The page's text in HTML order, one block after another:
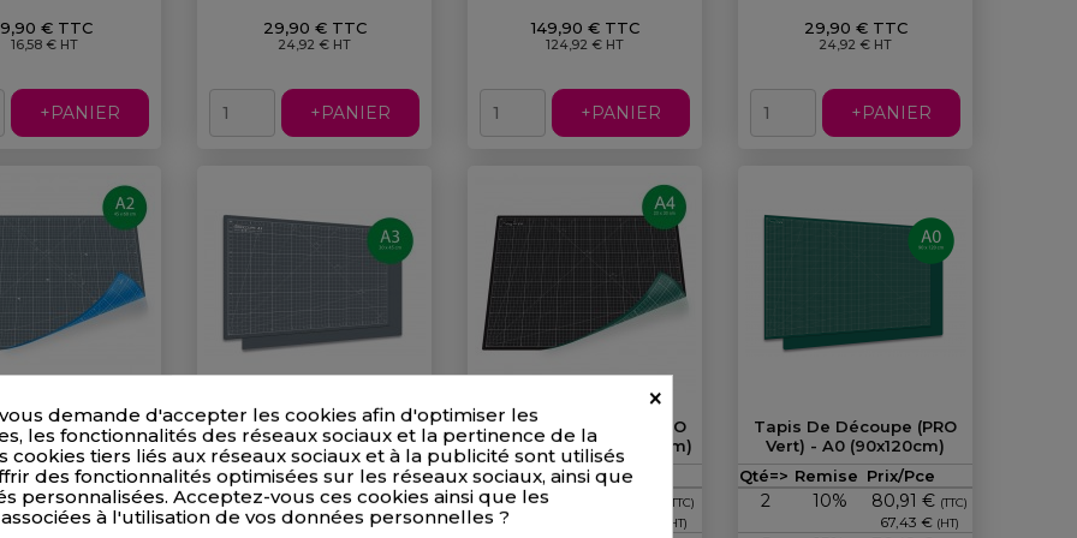
€ TTC
16,58 € HT
+PANIER
29,90 € TTC
24,92 € HT
+PANIER
149,90 € TTC
124,92 € HT
+PANIER
29,90 € TTC
24,92 € HT
+PANIER
De Découpe
- GRIS+BLEU
PrixPrix/Pce
10% 16,11 €(TTC)
13,43 €(HT)
Tapis De Découpe Auto-
Cicatrisant A3-30x45cm
GRIS
Prix
Qté=> Remise Prix/Pce
2 10% 10,71 €(TTC)
Tapis De Découpe (PRO
Noir-Vert) - A4 (22x30cm)
Prix
Qté=> Remise Prix/Pce
2 10% (TTC)
(HT)
Tapis De Découpe (PRO
Vert) - A0 (90x120cm)
Prix
Qté=> Remise Prix/Pce
2 10% 80,91 € (TTC)
67,43 € (HT)
×
demande d'accepter les cookies afin d'optimiser les
les fonctionnalités des réseaux sociaux et la pertinence de la
cookies tiers liés aux réseaux sociaux et à la publicité sont utilisés
des fonctionnalités optimisées sur les réseaux sociaux, ainsi que
personnalisées. Acceptez-vous ces cookies ainsi que les
à l'utilisation de vos données personnelles ?